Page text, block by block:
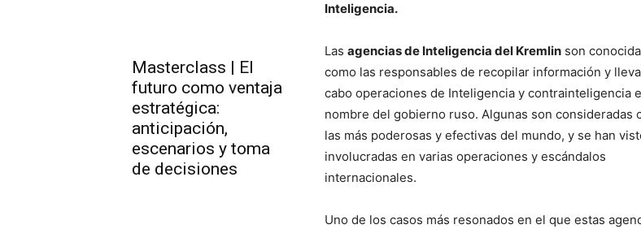
Masterclass | El
futuro como ventaja
estratégica:
anticipación,
escenarios y toma
de decisiones
Inteligencia.
Lasagencias de Inteligencia del Kremlin son
como las responsables de recopilar información y
cabo operaciones de Inteligencia y contrainteligencia
nombre del gobierno ruso. Algunas son consideradas
las más poderosas y efectivas del mundo, y se han
involucradas en varias operaciones y escándalos
internacionales.
Uno de los casos más resonados en el que estas